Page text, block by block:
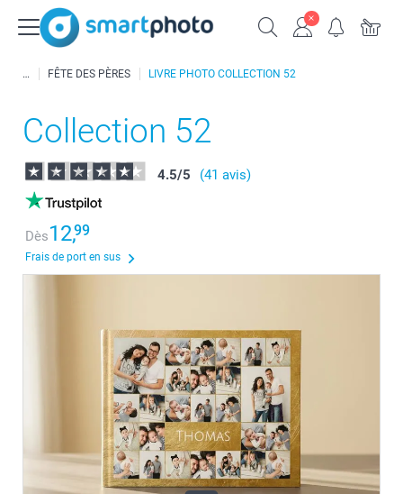
FÊTE DES PÈRES LIVRE PHOTO COLLECTION 52
Collection 52
4.5/5 (41 avis)
Dès12,99
Frais de port en sus